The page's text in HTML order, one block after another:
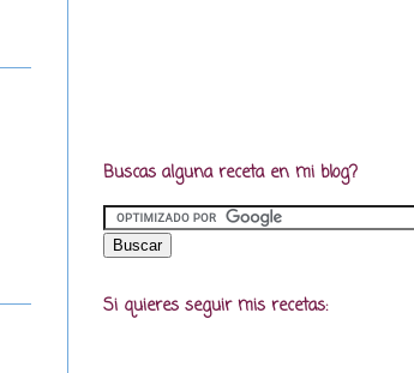
Buscas alguna receta en mi blog?
Si quieres seguir mis recetas: